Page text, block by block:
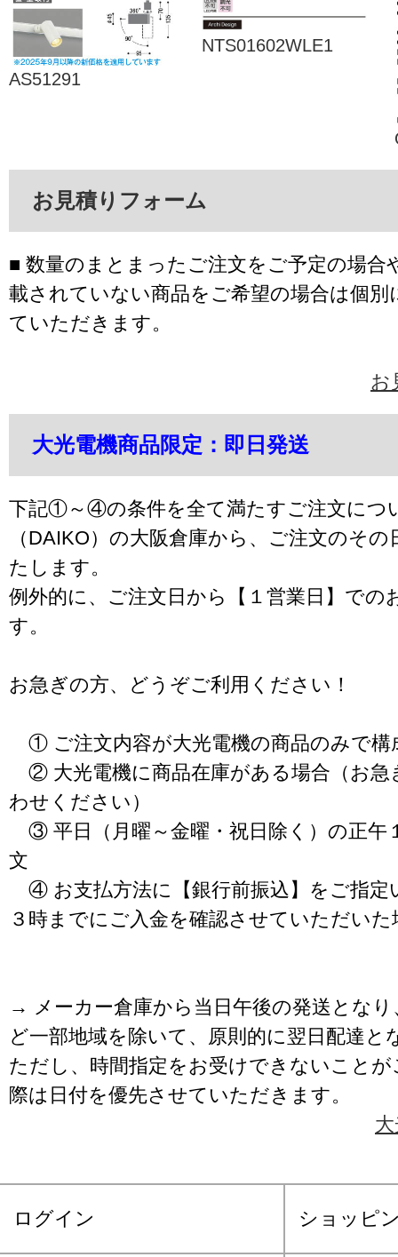
AS51291
NTS01602WLE1
お見積りフォーム
■ 数量のまとまったご注文をご予定の場合
載されていない商品をご希望の場合は個別
ていただきます。
お
大光電機商品限定：即日発送
下記①～④の条件を全て満たすご注文につ
（DAIKO）の大阪倉庫から、ご注文のそ
たします。
例外的に、ご注文日から【１営業日】での
す。
お急ぎの方、どうぞご利用ください！
① ご注文内容が大光電機の商品のみで構
② 大光電機に商品在庫がある場合（お急
わせください）
③ 平日（月曜～金曜・祝日除く）の正午
文
④ お支払方法に【銀行前振込】をご指定
３時までにご入金を確認させていただいた
→ メーカー倉庫から当日午後の発送となり
ど一部地域を除いて、原則的に翌日配達と
ただし、時間指定をお受けできないこと
際は日付を優先させていただきます。
ログイン ショッピ